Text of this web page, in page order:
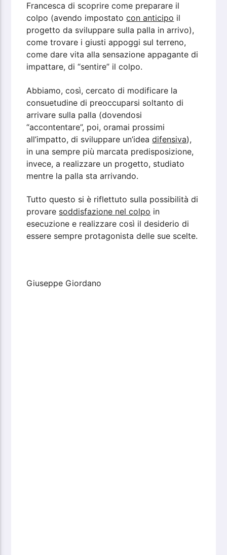
Francesca di scoprire come preparare il
colpo (avendo impostatocon anticipo il
progetto da sviluppare sulla palla in arrivo),
come trovare i giusti appoggi sul terreno,
come dare vita alla sensazione appagante di
impattare, di “sentire” il colpo.
Abbiamo, così, cercato di modificare la
consuetudine di preoccuparsi soltanto di
arrivare sulla palla (dovendosi
“accontentare”, poi, oramai prossimi
all’impatto, di sviluppare un’ideadifensiva),
in una sempre più marcata predisposizione,
invece, a realizzare un progetto, studiato
mentre la palla sta arrivando.
Tutto questo si è riflettuto sulla possibilità di
provare soddisfazione nel colpo in
esecuzione e realizzare così il desiderio di
essere sempre protagonista delle sue scelte.
Giuseppe Giordano